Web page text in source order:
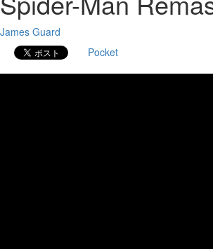
James Guard
Pocket